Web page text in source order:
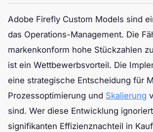
Adobe Firefly Custom Models sind
das Operations-Management. Die
markenkonform hohe Stückzahlen
ist ein Wettbewerbsvorteil. Die
eine strategische Entscheidung für
Prozessoptimierung und Skalierung
sind. Wer diese Entwicklung
signifikanten Effizienznachteil in